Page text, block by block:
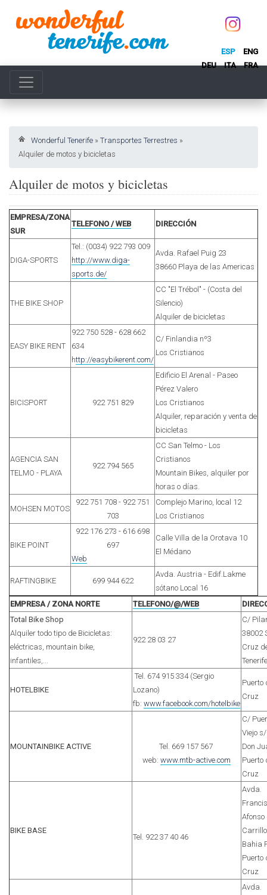
ESP
ENG
DEU
ITA FRA
Wonderful Tenerife » Transportes Terrestres »
Alquiler de motos y bicicletas
Alquiler de motos y bicicletas
EMPRESA/ZONA
SUR
TELEFONO / WEB DIRECCIÓN
DIGA-SPORTS
Tel.: (0034) 922 793 009
http://www.diga-
sports.de/
Avda. Rafael Puig 23
38660 Playa de las Americas
THE BIKE SHOP
CC "El Trébol" - (Costa del
Silencio)
Alquiler de bicicletas
EASY BIKE RENT
922 750 528 - 628 662
634
http://easybikerent.com/
C/ Finlandia nº3
Los Cristianos
BICISPORT 922 751 829
Edificio El Arenal - Paseo
Pérez Valero
Los Cristianos
Alquiler, reparación y venta de
bicicletas
AGENCIA SAN
TELMO - PLAYA
922 794 565
CC San Telmo - Los
Cristianos
Mountain Bikes, alquiler por
horas o días.
MOHSEN MOTOS
922 751 708 - 922 751
703
Complejo Marino, local 12
Los Cristianos
BIKE POINT
922 176 273 - 616 698
697
Web
Calle Villa de la Orotava 10
El Médano
RAFTINGBIKE 699 944 622
Avda. Austria - Edif.Lakme
sótano Local 16
EMPRESA / ZONA NORTE
TELEFONO/@/WEB
Total Bike Shop
Alquiler todo tipo de Bicicletas:
eléctricas, mountain bike,
infantiles,...
922 28 03 27
C/
38002
Cruz
Tenerife
HOTELBIKE
Tel. 674 915 334 (Sergio
Lozano)
fb: www.facebook.com/hotelbike
Puerto
Cruz
MOUNTAINBIKE ACTIVE
Tel. 669 157 567
web: www.mtb-active.com
C/
Viejo
Don
Puerto
Cruz
BIKE BASE
Tel. 922 37 40 46
Avda.
Afonso
Bahia
Puerto
Cruz
Avda.